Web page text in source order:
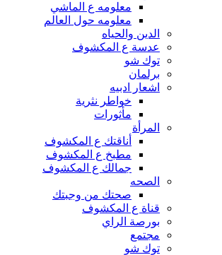
معلومه ع الماشي
معلومه حول العالم
الدين والحياه
عدسة ع المكشوف
توك شو
برلمان
اشعار ادبيه
خواطر نثرية
مأثورات
المرأة
أناقتك ع المكشوف
مطبخ ع المكشوف
جمالك ع المكشوف
الصحه
صحتك من وجبتك
قناة ع المكشوف
بورصة الراي
مجتمع
توك شو